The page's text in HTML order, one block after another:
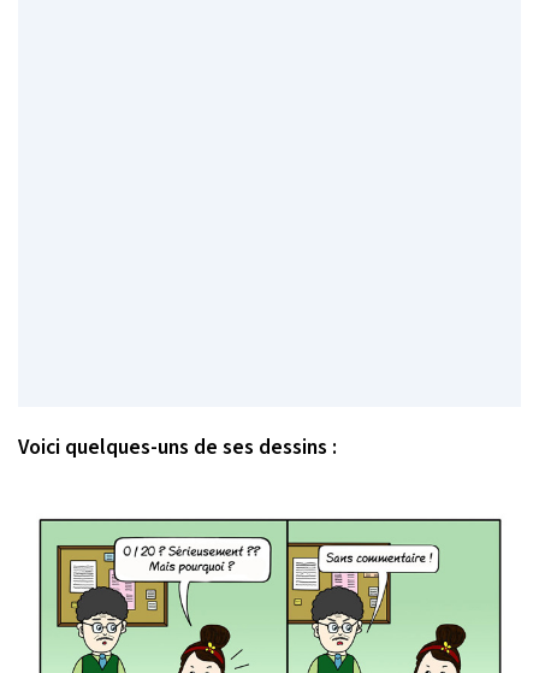
Voici quelques-uns de ses dessins :